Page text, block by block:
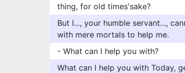
thing, for old times'sake?
But I..., your humble servant...,
with mere mortals to help me.
- What can I help you with?
What can I help you with Today,